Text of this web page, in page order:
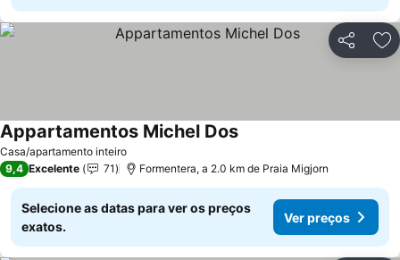
Partilhar
Casa/apartamento inteiro
Appartamentos Michel DosVer preços
9,4 Excelente 71 Formentera, a 2.0 km de Praia Migjorn
Selecione as datas para ver os preços
exatos.
Ver preços